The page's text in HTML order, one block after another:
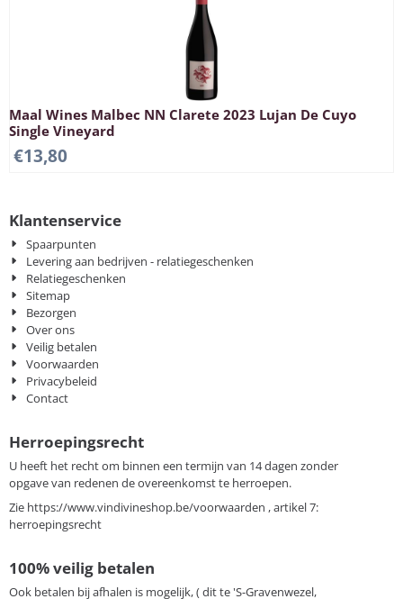
Maal Wines Malbec NN Clarete 2023 Lujan De Cuyo
Single Vineyard
€13,80
Klantenservice
Spaarpunten
Levering aan bedrijven - relatiegeschenken
Relatiegeschenken
Sitemap
Bezorgen
Over ons
Veilig betalen
Voorwaarden
Privacybeleid
Contact
Herroepingsrecht
U heeft het recht om binnen een termijn van 14 dagen zonder
opgave van redenen de overeenkomst te herroepen.
Zie https://www.vindivineshop.be/voorwaarden , artikel 7:
herroepingsrecht
100% veilig betalen
Ook betalen bij afhalen is mogelijk, ( dit te 'S-Gravenwezel,